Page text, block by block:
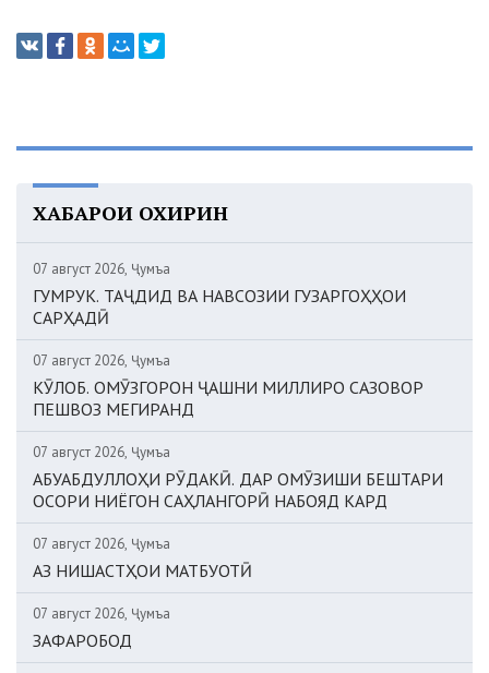
ХАБАРҲОИ ОХИРИН
07 август 2026, Ҷумъа
ГУМРУК. ТАҶДИД ВА НАВСОЗИИ ГУЗАРГОҲҲОИ
САРҲАДӢ
07 август 2026, Ҷумъа
КӮЛОБ. ОМӮЗГОРОН ҶАШНИ МИЛЛИРО САЗОВОР
ПЕШВОЗ МЕГИРАНД
07 август 2026, Ҷумъа
АБУАБДУЛЛОҲИ РӮДАКӢ. ДАР ОМӮЗИШИ БЕШТАРИ
ОСОРИ НИЁГОН САҲЛАНГОРӢ НАБОЯД КАРД
07 август 2026, Ҷумъа
АЗ НИШАСТҲОИ МАТБУОТӢ
07 август 2026, Ҷумъа
ЗАФАРОБОД